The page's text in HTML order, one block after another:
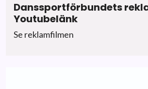
Danssportförbundets
Youtubelänk
Se reklamfilmen